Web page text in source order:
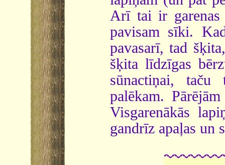
Arī tai ir garenas
pavisam sīki.
pavasarī, tad
šķita līdzīgas
sūnactiņai,
palēkam.
Visgarenākās
gandrīz apaļas un